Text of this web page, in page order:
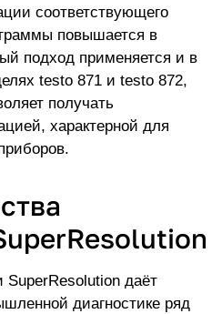
соответствующего
повышается в
подход применяется и в
testo 871 и testo 872,
получать
характерной для
SuperResolution даёт
диагностике ряд